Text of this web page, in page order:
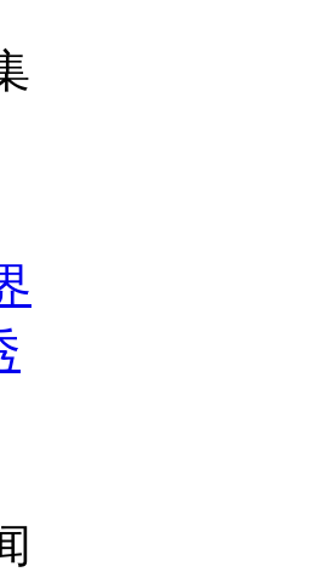
树
炮节热闹非凡
倒车逃窜